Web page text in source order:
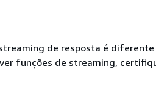
de resposta é diferente
funções de streaming,